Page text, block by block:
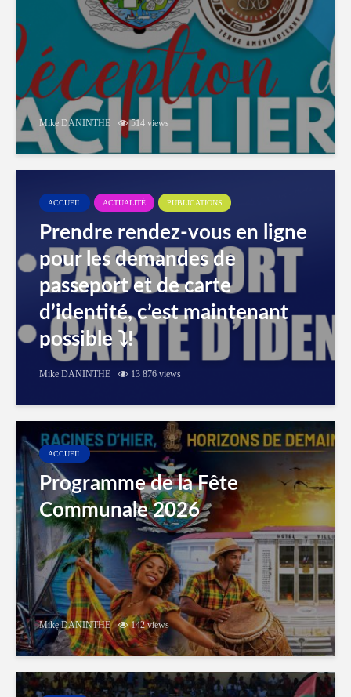
Mike DANINTHE 514 views
ACCUEIL ACTUALITÉ PUBLICATIONS
Prendre rendez-vous en ligne
pour les demandes de
passeport et de carte
d’identité, c’est maintenant
possible ⤵️!
Mike DANINTHE 13 876 views
ACCUEIL
Programme de la Fête
Communale 2026
Mike DANINTHE 142 views